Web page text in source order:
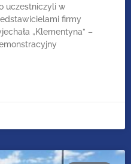
uczestniczyli w
firmy
„Klementyna” –